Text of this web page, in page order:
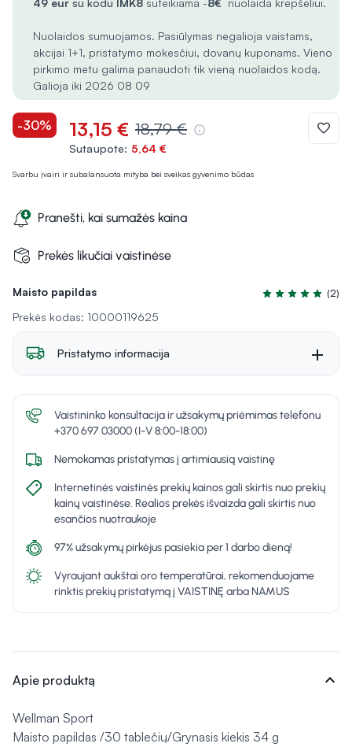
Maisto papildas
Įvertinimas 5.0
(2)
Prekės kodas: 10000119625
Svarbu įvairi ir subalansuota mityba bei sveikas gyvenimo būdas
49 eur su kodu IMK8 suteikiama -8€ nuolaida krepšeliui.
Nuolaidos sumuojamos. Pasiūlymas negalioja vaistams,
akcijai 1+1, pristatymo mokesčiui, dovanų kuponams. Vieno
pirkimo metu galima panaudoti tik vieną nuolaidos kodą.
Galioja iki 2026 08 09
-30% 13,15 € 18,79 €
Sutaupote: 5,64 €
Pranešti, kai sumažės kaina
Prekės likučiai vaistinėse
Pristatymo informacija
Vaistininko konsultacija ir užsakymų priėmimas telefonu
+370 697 03000 (I-V 8:00-18:00)
Nemokamas pristatymas į artimiausią vaistinę
Internetinės vaistinės prekių kainos gali skirtis nuo prekių
kainų vaistinėse. Realios prekės išvaizda gali skirtis nuo
esančios nuotraukoje
97% užsakymų pirkėjus pasiekia per 1 darbo dieną!
Vyraujant aukštai oro temperatūrai, rekomenduojame
rinktis prekių pristatymą į VAISTINĘ arba NAMUS
Apie produktą expand_more
Wellman Sport
Maisto papildas /30 tablečių/Grynasis kiekis 34 g